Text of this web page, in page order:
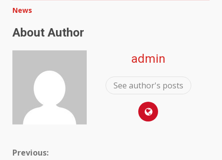
News
About Author
admin
See author's posts
Continue
Previous: